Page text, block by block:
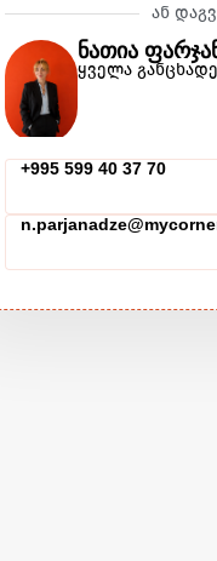
ან
ნათია
ყველა
‪+995 599 40 37 70‬